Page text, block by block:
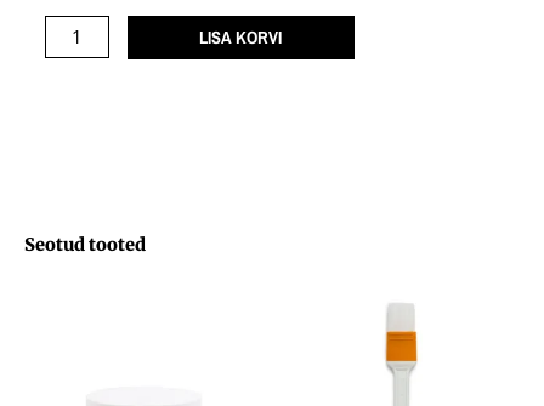
Wilton
kogus
LISA KORVI
Seotud tooted